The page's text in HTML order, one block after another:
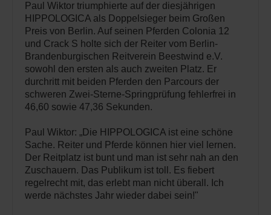
Paul Wiktor triumphierte auf der diesjährigen
HIPPOLOGICA als Doppelsieger beim Großen
Preis von Berlin. Auf seinen Pferden Colonia 12
und Crack S holte sich der Reiter vom Berlin-
Brandenburgischen Reitverein Beestwind e.V.
sowohl den ersten als auch zweiten Platz. Er
durchritt mit beiden Pferden den Parcours der
schweren Zwei-Sterne-Springprüfung fehlerfrei in
46,60 sowie 47,36 Sekunden.
Paul Wiktor: „Die HIPPOLOGICA ist eine schöne
Sache. Reiter und Pferde können hier viel lernen.
Der Reitplatz ist bunt und man ist sehr nah an den
Zuschauern. Das Publikum ist toll. Es fiebert
regelrecht mit, das erlebt man nicht überall. Ich
werde nächstes Jahr wieder dabei sein!"